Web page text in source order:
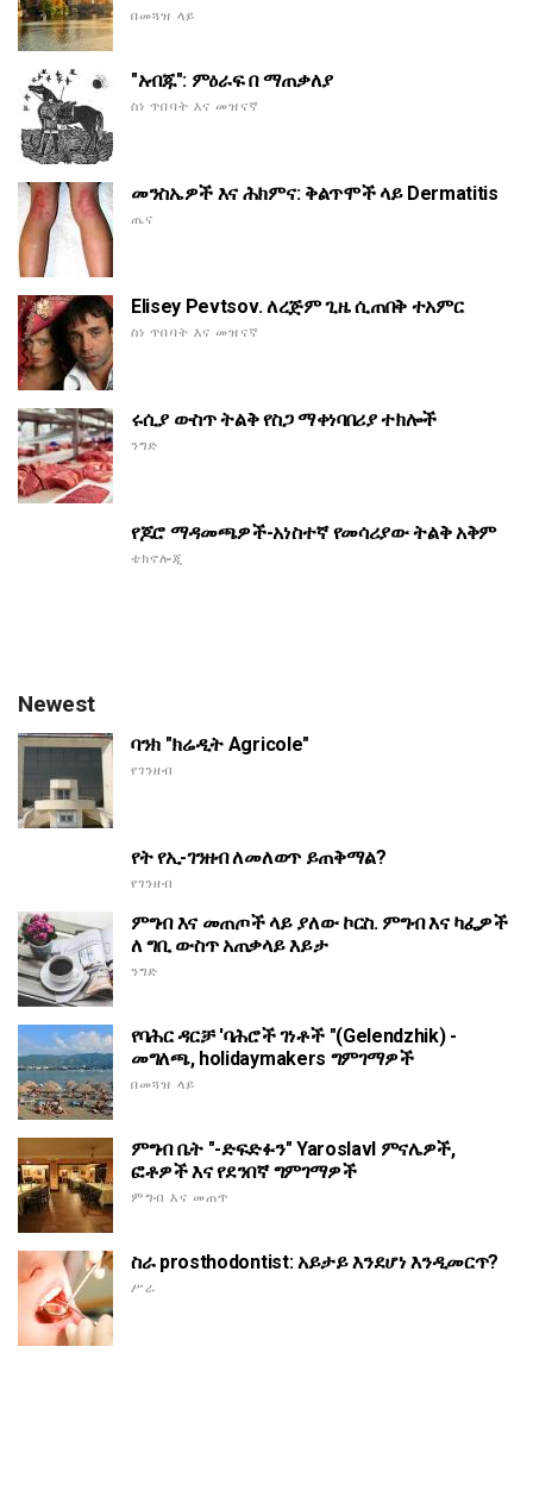
በመጓዝ ላይ
"አብጁ": ምዕራፍ በ ማጠቃለያ
ስነ ጥበባት እና መዝናኛ
መንስኤዎች እና ሕክምና: ቅልጥሞች ላይ Dermatitis
ጤና
Elisey Pevtsov. ለረጅም ጊዜ ሲጠበቅ ተአምር
ስነ ጥበባት እና መዝናኛ
ሩሲያ ውስጥ ትልቅ የስጋ ማቀነባበሪያ ተክሎች
ንግድ
የጆሮ ማዳመጫዎች-አነስተኛ የመሳሪያው ትልቅ አቅም
ቴክኖሎጂ
Newest
ባንክ "ክሬዲት Agricole"
የገንዘብ
የት የኢ-ገንዘብ ለመለወጥ ይጠቅማል?
የገንዘብ
ምግብ እና መጠጦች ላይ ያለው ኮርስ. ምግብ እና ካፌዎች
ለ ግቢ ውስጥ አጠቃላይ እይታ
ንግድ
የባሕር ዳርቻ 'ባሕሮች ገነቶች "(Gelendzhik) -
መግለጫ, holidaymakers ግምገማዎች
በመጓዝ ላይ
ምግብ ቤት "-ድፍድፉን" Yaroslavl ምናሌዎች,
ፎቶዎች እና የደንበኛ ግምገማዎች
ምግብ እና መጠጥ
ስራ prosthodontist: አይታይ እንደሆነ እንዲመርጥ?
ሥራ